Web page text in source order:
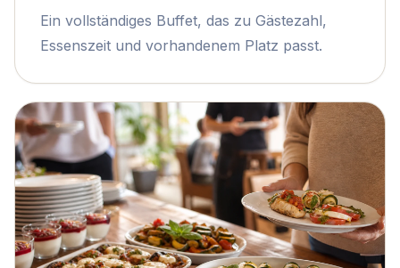
Ein vollständiges Buffet, das zu Gästezahl,
Essenszeit und vorhandenem Platz passt.